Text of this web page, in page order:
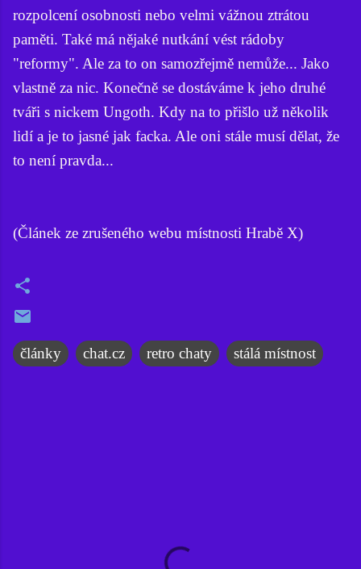
rozpolcení osobnosti nebo velmi vážnou ztrátou
paměti. Také má nějaké nutkání vést rádoby
"reformy". Ale za to on samozřejmě nemůže... Jako
vlastně za nic. Konečně se dostáváme k jeho druhé
tváři s nickem Ungoth. Kdy na to přišlo už několik
lidí a je to jasné jak facka. Ale oni stále musí dělat, že
to není pravda...
(Článek ze zrušeného webu místnosti Hrabě X)
články chat.cz retro chaty stálá místnost